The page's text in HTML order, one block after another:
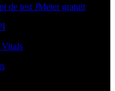
de test JMeter gratuit
Vitals